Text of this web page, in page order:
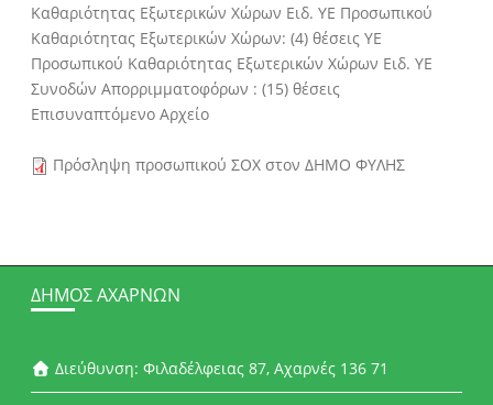
Καθαριότητας Εξωτερικών Χώρων Ειδ. ΥΕ Προσωπικού
Καθαριότητας Εξωτερικών Χώρων: (4) θέσεις ΥΕ
Προσωπικού Καθαριότητας Εξωτερικών Χώρων Ειδ. ΥΕ
Συνοδών Απορριμματοφόρων : (15) θέσεις
Επισυναπτόμενο Αρχείο
Πρόσληψη προσωπικού ΣΟΧ στον ΔΗΜΟ ΦΥΛΗΣ
ΔΉΜΟΣ ΑΧΑΡΝΏΝ
Διεύθυνση: Φιλαδέλφειας 87, Αχαρνές 136 71